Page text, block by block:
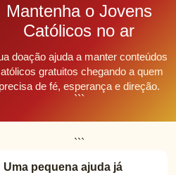
Mantenha o Jovens
Católicos no ar
doação ajuda a manter conteúdos
gratuitos chegando a quem
precisa de fé, esperança e direção.
```
```
Uma pequena ajuda já